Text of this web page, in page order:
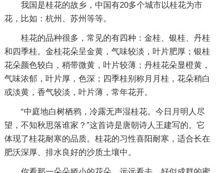
我国是桂花的故乡，中国有20多个城市以桂花为市
花，比如：杭州、苏州等等。
桂花的品种很多，常见的有四种：金桂、银桂、丹桂
和四季桂。金桂花朵呈金黄，气味较淡，叶片肥厚；银桂
花朵颜色较白，稍带微黄，叶片较薄；丹桂花朵显橙黄，
气味浓郁，叶片厚，色深；四季桂别称月月桂，花朵稍白
或淡黄，香气较淡，叶片薄，常年花开。
“中庭地白树栖鸦，冷露无声湿桂花。今日月明人尽
望，不知秋思落谁家？”这首诗是唐朝诗人王建写的。它
体现了桂花耐寒的品质。桂花的习性喜阳耐寒，适合长在
肥沃深厚、排水良好的沙质土壤中。